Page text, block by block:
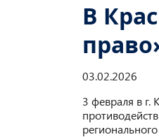
В
03.02.2026
3 февраля в